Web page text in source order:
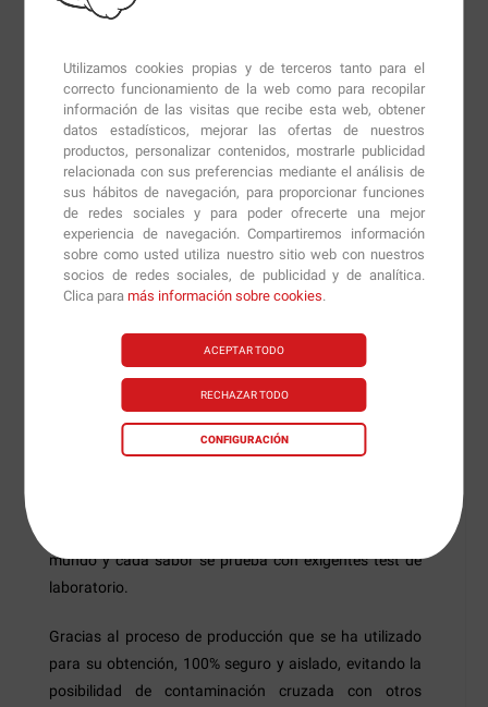
Utilizamos cookies propias y de terceros tanto para el
correcto funcionamiento de la web como para recopilar
información de las visitas que recibe esta web, obtener
datos estadísticos, mejorar las ofertas de nuestros
productos, personalizar contenidos, mostrarle publicidad
relacionada con sus preferencias mediante el análisis de
sus hábitos de navegación, para proporcionar funciones
de redes sociales y para poder ofrecerte una mejor
experiencia de navegación. Compartiremos información
sobre como usted utiliza nuestro sitio web con nuestros
socios de redes sociales, de publicidad y de analítica.
Clica paramás información sobre cookies.
ACEPTAR TODO
RECHAZAR TODO
CONFIGURACIÓN
proteínas de clara de huevo que nos aporta
proteínas y sin grasa.
INSTANT Protein Shake
azúcares añadidos, ingredientes de relleno ni tampoco
se han usado procesos químicos ni conservantes.
INSTANT Protein Shake se mezcla de forma
instantánea y no deja grumos. Cada batido de 30 gr
nos aporta 24 gr de proteínas.
Para obtener una fórmula pura no es necesario añadir
un extra de hidratos de carbono, azúcares y grasas
añadiendo proteínas baratas con una gran cantidad de
aromas químicos en forma de azúcar, carbohidratos,
grasas y otros ingredientes conocidos pero
perjudiciales.
mundo y cada sabor se prueba con exigentes test de
laboratorio.
Gracias al proceso de producción que se ha utilizado
para su obtención, 100% seguro y aislado, evitando la
posibilidad de contaminación cruzada con otros